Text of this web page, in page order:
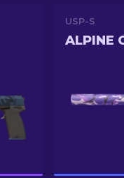
USP-S
ALPINE